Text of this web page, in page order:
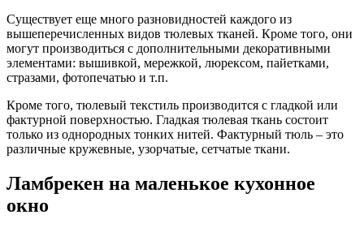
Существует еще много разновидностей каждого из
вышеперечисленных видов тюлевых тканей. Кроме того, они
могут производиться с дополнительными декоративными
элементами: вышивкой, мережкой, люрексом, пайетками,
стразами, фотопечатью и т.п.
Кроме того, тюлевый текстиль производится с гладкой или
фактурной поверхностью. Гладкая тюлевая ткань состоит
только из однородных тонких нитей. Фактурный тюль – это
различные кружевные, узорчатые, сетчатые ткани.
Ламбрекен на маленькое кухонное
окно